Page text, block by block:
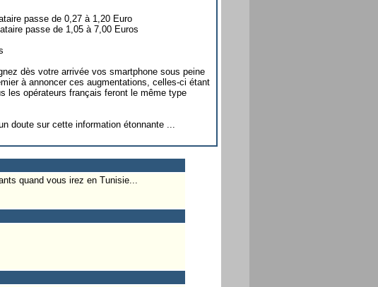
passe de 0,27 à 1,20 Euro
passe de 1,05 à 7,00 Euros
dès votre arrivée vos smartphone sous peine
à annoncer ces augmentations, celles-ci étant
les opérateurs français feront le même type
doute sur cette information étonnante ...
quand vous irez en Tunisie...